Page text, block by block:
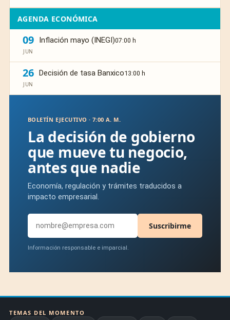
AGENDA ECONÓMICA
09
JUN
Inflación mayo (INEGI)07:00 h
26
JUN
Decisión de tasa Banxico13:00 h
BOLETÍN EJECUTIVO · 7:00 A. M.
La decisión de gobierno
que mueve tu negocio,
antes que nadie
Economía, regulación y trámites traducidos a
impacto empresarial.
Suscribirme
Información responsable e imparcial.
TEMAS DEL MOMENTO